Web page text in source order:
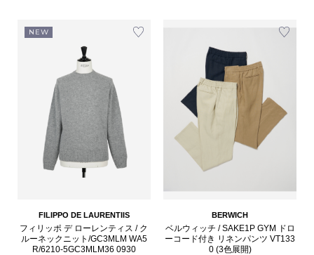
NEW
FILIPPO DE LAURENTIIS
フィリッポ デ ローレンティス / ク
ルーネックニット/GC3MLM WA5
R/6210-5GC3MLM36 0930
BERWICH
ベルウィッチ / SAKE1P GYM ドロ
ーコード付き リネンパンツ VT133
0 (3色展開)